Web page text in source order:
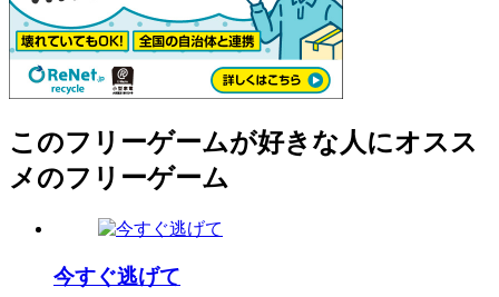
このフリーゲームが好きな人にオスス
メのフリーゲーム
今すぐ逃げて